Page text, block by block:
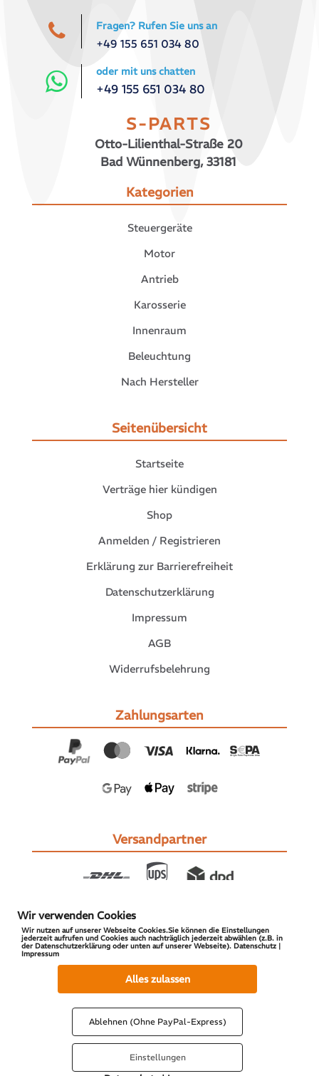
Fragen? Rufen Sie uns an
+49 155 651 034 80
oder mit uns chatten
+49 155 651 034 80
S-PARTS
Otto-Lilienthal-Straße 20
Bad Wünnenberg, 33181
Kategorien
Steuergeräte
Motor
Antrieb
Karosserie
Innenraum
Beleuchtung
Nach Hersteller
Seitenübersicht
Startseite
Verträge hier kündigen
Shop
Anmelden / Registrieren
Erklärung zur Barrierefreiheit
Datenschutzerklärung
Impressum
AGB
Widerrufsbelehrung
Zahlungsarten
Versandpartner
© 2026 S-PARTS | All Rights Reserved
Wir verwenden Cookies
Wir nutzen auf unserer Webseite Cookies.Sie können die Einstellungen
jederzeit aufrufen und Cookies auch nachträglich jederzeit abwählen (z.B. in
der Datenschutzerklärung oder unten auf unserer Webseite). Datenschutz |
Impressum
Alles zulassen
Ablehnen (Ohne PayPal-Express)
Einstellungen